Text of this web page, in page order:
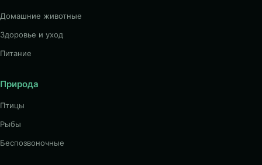
Домашние животные
Здоровье и уход
Питание
Природа
Птицы
Рыбы
Беспозвоночные